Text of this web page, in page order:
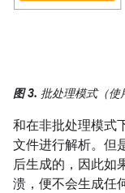
图 3. 批处理模式（使
和在非批处理模式
文件进行解析。但
后生成的，因此如
溃，便不会生成任